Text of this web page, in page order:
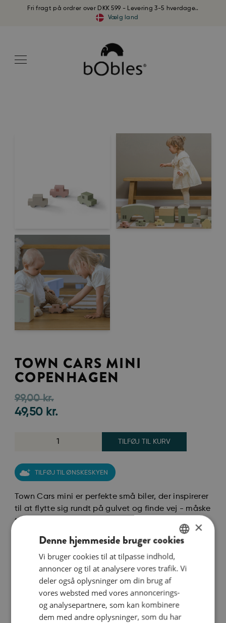
Fri fragt på ordrer over DKK 599 - Levering 3-5 hverdage..
Vælg land
TOWN CARS MINI
COPENHAGEN
99,00kr.
49,50 kr.
TILFØJ TIL KURV
TILFØJ TIL ØNSKESKYEN
Town Cars mini er perfekte små biler, der inspirerer
til at flytte sig rundt på gulvet og finde vej - måske
til mormors hus eller bedstevennens. Brug dem
alene, sammen med tumlegulvet med vejbaner og
sammen med andre Town-dele. Town er perfekt til
både aleneleg og sammen med andre. Det
stimulerer både fantasi og motorik, samtidig med
at den giver anledning til samtale mellem barn og
voksen om barnets plads i verden, det nære miljø,
trafikregler, m.v. Town forener alt det bedste fra
vores klassiske designs med en ekstra dimension.
ENGLISH
DANISH
×
Denne hjemmeside bruger cookies
Vi bruger cookies til at tilpasse indhold,
annoncer og til at analysere vores trafik. Vi
deler også oplysninger om din brug af
vores websted med vores annoncerings-
og analysepartnere, som kan kombinere
dem med andre oplysninger, som du har